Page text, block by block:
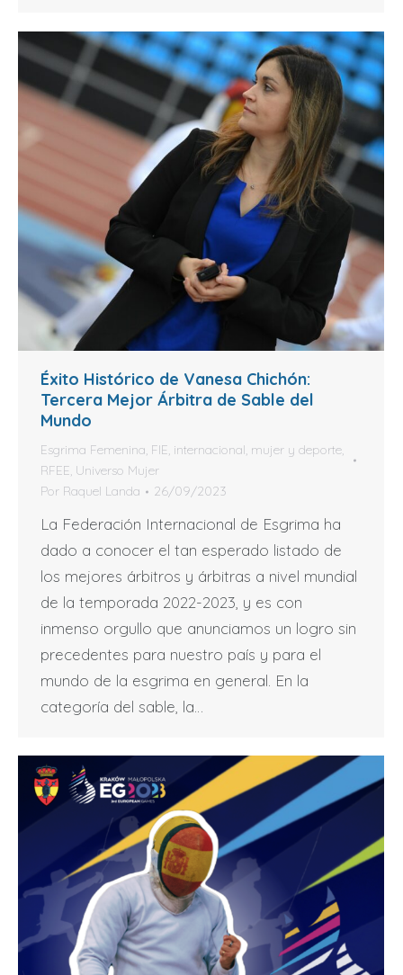
Éxito Histórico de Vanesa Chichón:
Tercera Mejor Árbitra de Sable del
Mundo
Esgrima Femenina, FIE, internacional, mujer y deporte,
RFEE, Universo Mujer
Por Raquel Landa 26/09/2023
La Federación Internacional de Esgrima ha
dado a conocer el tan esperado listado de
los mejores árbitros y árbitras a nivel mundial
de la temporada 2022-2023, y es con
inmenso orgullo que anunciamos un logro sin
precedentes para nuestro país y para el
mundo de la esgrima en general. En la
categoría del sable, la…